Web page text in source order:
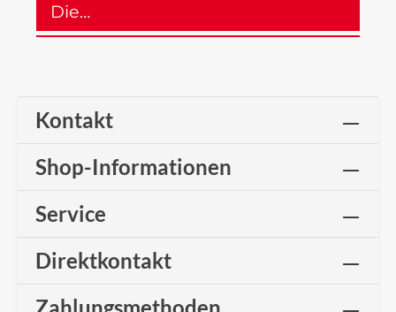
Die…
Kontakt
Shop-Informationen
Service
Direktkontakt